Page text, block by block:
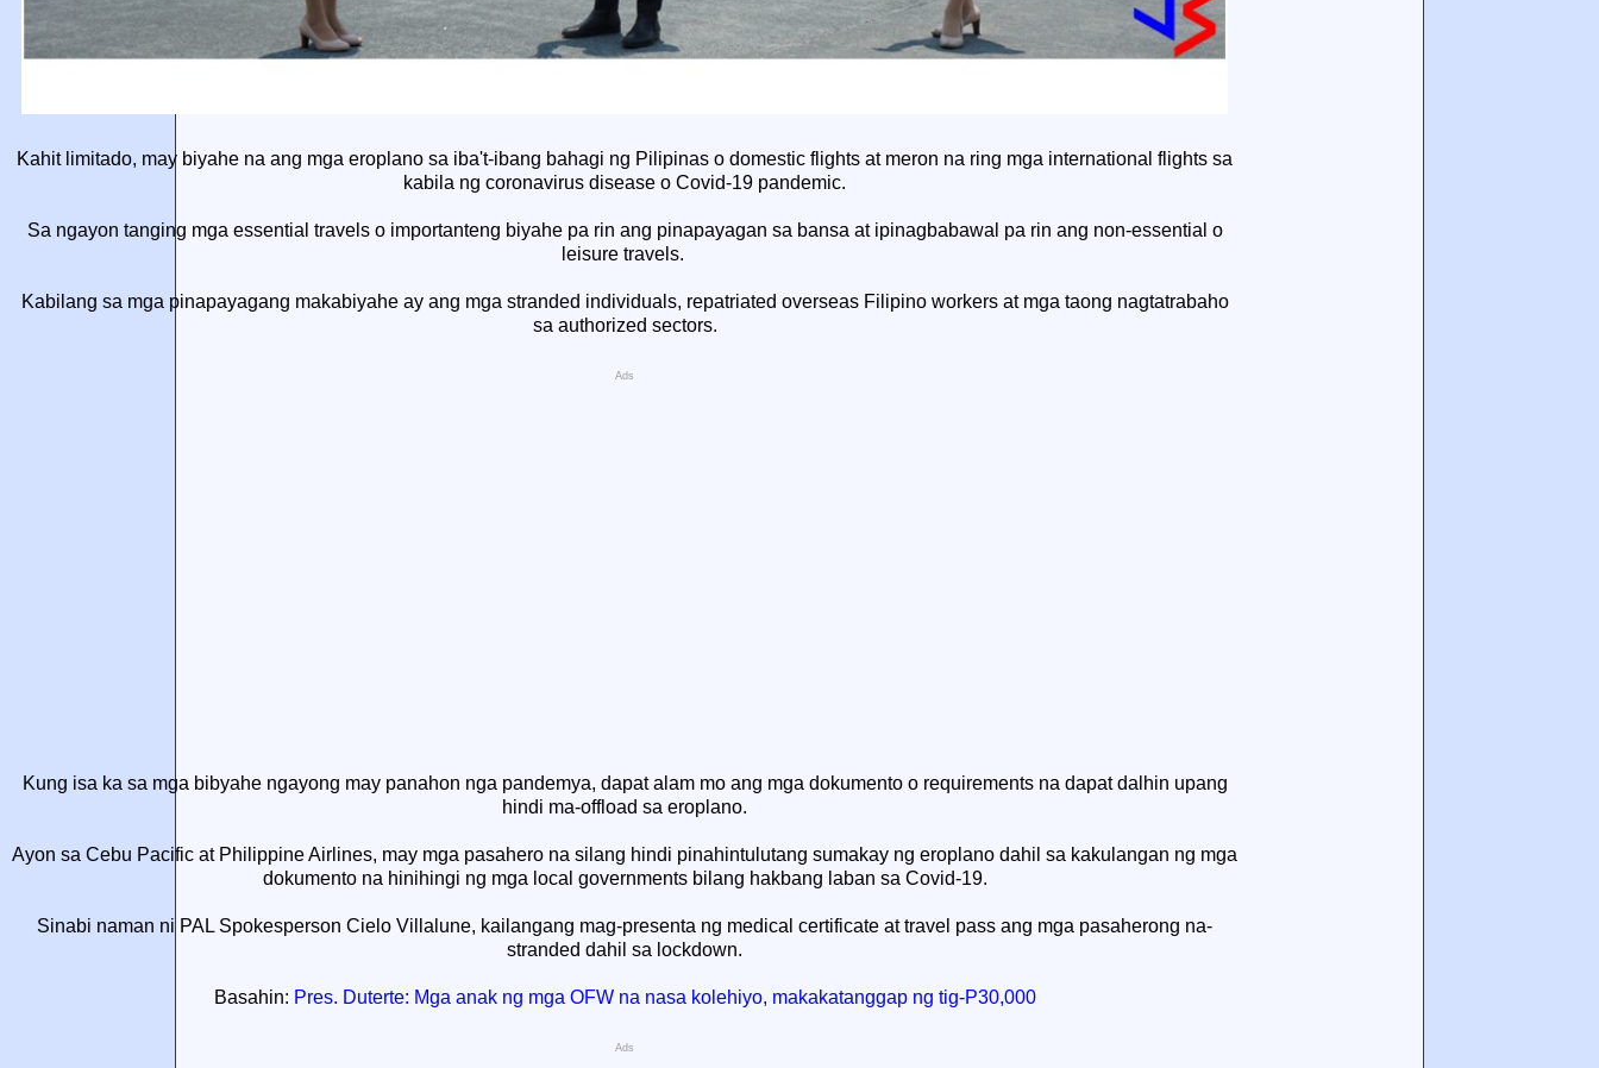
Kahit limitado, may biyahe na ang mga eroplano sa iba't-ibang bahagi ng Pilipinas o domestic flights at meron na ring mga international flights sa
kabila ng coronavirus disease o Covid-19 pandemic.
Sa ngayon tanging mga essential travels o importanteng biyahe pa rin ang pinapayagan sa bansa at ipinagbabawal pa rin ang non-essential o
leisure travels.
Kabilang sa mga pinapayagang makabiyahe ay ang mga stranded individuals, repatriated overseas Filipino workers at mga taong nagtatrabaho
sa authorized sectors.
Ads
Kung isa ka sa mga bibyahe ngayong may panahon nga pandemya, dapat alam mo ang mga dokumento o requirements na dapat dalhin upang
hindi ma-offload sa eroplano.
Ayon sa Cebu Pacific at Philippine Airlines, may mga pasahero na silang hindi pinahintulutang sumakay ng eroplano dahil sa kakulangan ng mga
dokumento na hinihingi ng mga local governments bilang hakbang laban sa Covid-19.
Sinabi naman ni PAL Spokesperson Cielo Villalune, kailangang mag-presenta ng medical certificate at travel pass ang mga pasaherong na-
stranded dahil sa lockdown.
Basahin: Pres. Duterte: Mga anak ng mga OFW na nasa kolehiyo, makakatanggap ng tig-P30,000
Ads